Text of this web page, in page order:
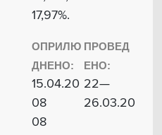
17,97%.
ОПРИЛЮ
ДНЕНО:
15.04.20
08
ПРОВЕД
ЕНО:
22—
26.03.20
08